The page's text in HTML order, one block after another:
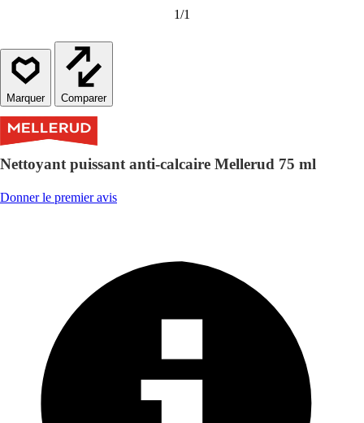
1/1
Comparer
Nettoyant puissant anti-calcaire Mellerud 75 ml
Donner le premier avis